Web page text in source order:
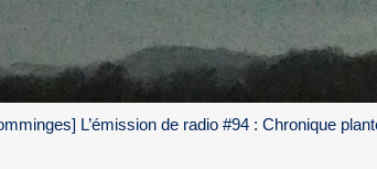
L’émission de radio #94 : Chronique